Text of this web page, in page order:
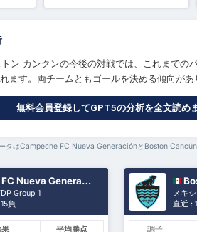
ン カンクンの今後の対戦では、これまでの
ます。両チームともゴールを決める傾向が
無料会員登録してGPT5の分析を全文読め
タはCampeche FC Nueva GeneraciónとBoston Cancún
Nueva Generación
Group 1
負
平均勝点
メキ
直近 :
調子